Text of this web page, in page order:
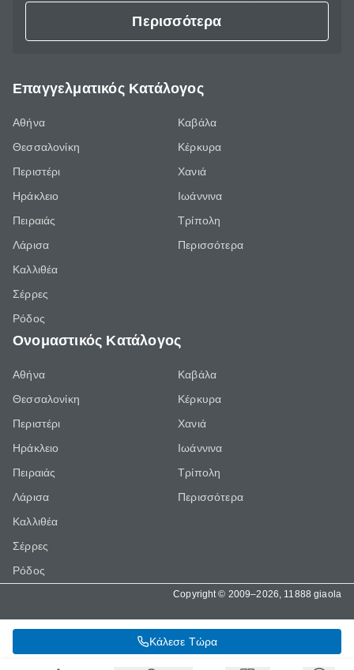
Κάλεσε Τώρα
Περισσότερα
Επαγγελματικός Κατάλογος
Αθήνα
Θεσσαλονίκη
Περιστέρι
Ηράκλειο
Πειραιάς
Λάρισα
Καλλιθέα
Σέρρες
Ρόδος
Καβάλα
Κέρκυρα
Χανιά
Ιωάννινα
Τρίπολη
Περισσότερα
Ονομαστικός Κατάλογος
Αθήνα
Θεσσαλονίκη
Περιστέρι
Ηράκλειο
Πειραιάς
Λάρισα
Καλλιθέα
Σέρρες
Ρόδος
Καβάλα
Κέρκυρα
Χανιά
Ιωάννινα
Τρίπολη
Περισσότερα
Copyright © 2009–2026, 11888 giaola